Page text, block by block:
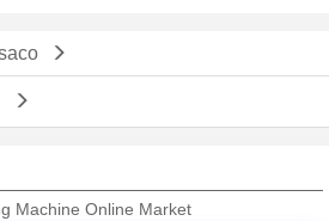
Machine Online Market